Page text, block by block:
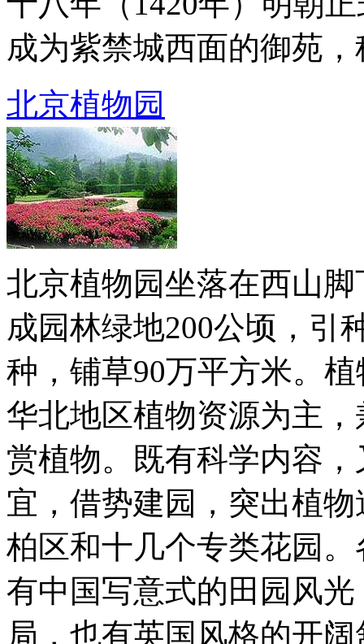
成为紫禁城西面的御苑，
北京植物园
北京植物园坐落在西山
成园林绿地200公顷，引
种，铺草90万平方米。
华北地区植物资源为主
赏植物。既有科学内容
宜，借势建园，突出植
柏区和十几个专类花园
有中国写意式的田园风
局，也有英国风格的开